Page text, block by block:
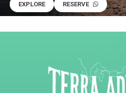
EXPLORE RESERVE